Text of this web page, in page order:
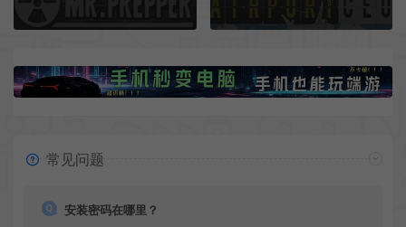
常见问题
安装密码在哪里？